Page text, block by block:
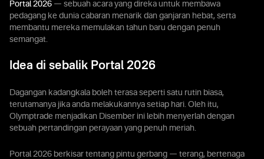
Portal 2026 — sebuah acara yang direka untuk membawa
pedagang ke dunia cabaran menarik dan ganjaran hebat, serta
membantu mereka memulakan tahun baru dengan penuh
semangat.
Idea di sebalik Portal 2026
Dagangan kadangkala boleh terasa seperti satu rutin biasa,
terutamanya jika anda melakukannya setiap hari. Oleh itu,
Olymptrade menjadikan Disember ini lebih menyerlah dengan
sebuah pertandingan perayaan yang penuh meriah.
Portal 2026 berkisar tentang pintu gerbang — terang, bertenaga